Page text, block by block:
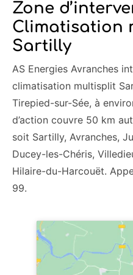
Zone
Climatisation
Sartilly
AS Energies Avranches
climatisation multisplit
Tirepied-sur-Sée, à
d’action couvre 50 km
soit Sartilly, Avranches,
Ducey-les-Chéris,
Hilaire-du-Harcouët.
99.